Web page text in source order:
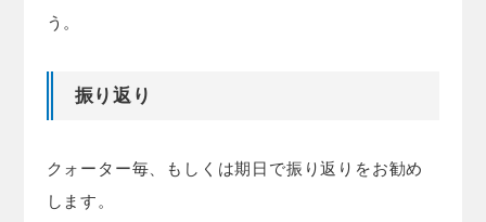
う。
振り返り
クォーター毎、もしくは期日で振り返りをお勧め
します。